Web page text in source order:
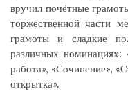
вручил почётные
торжественной части
грамоты и сладкие
различных номинациях:
работа», «Сочинение»,
открытка».